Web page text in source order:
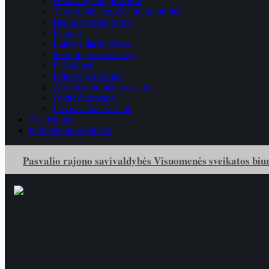
Tarnybiniai lengvieji automobiliai
Įstaigos teisinė forma
Parama
Laisvos darbo vietos
Korupcijos prevencija
Pažeidimai
Pranešėjų apsauga
Asmens duomenų apsauga
Atviri duomenys
Lėšos veiklai viešinti
Atsiliepimai
Internetiniai seminarai
Pasvalio rajono savivaldybės Visuomenės sveikatos